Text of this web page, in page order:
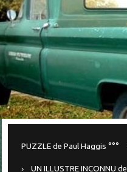
PUZZLE de Paul Haggis °°°
UN ILLUSTRE INCONNU